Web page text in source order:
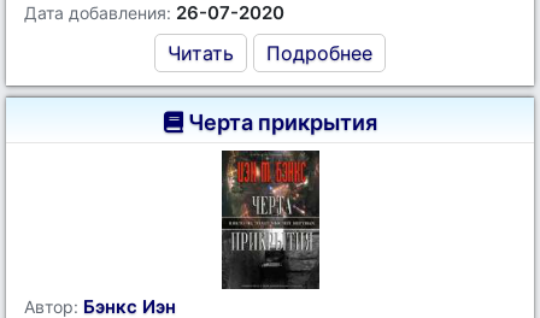
Дата добавления: 26-07-2020
Читать Подробнее
Черта прикрытия
Автор: Бэнкс Иэн